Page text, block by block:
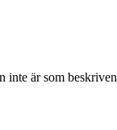
inte är som beskriven